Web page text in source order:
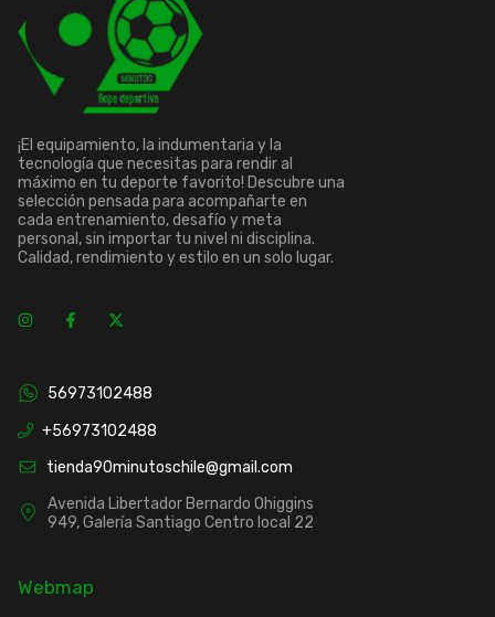
¡El equipamiento, la indumentaria y la
tecnología que necesitas para rendir al
máximo en tu deporte favorito! Descubre una
selección pensada para acompañarte en
cada entrenamiento, desafío y meta
personal, sin importar tu nivel ni disciplina.
Calidad, rendimiento y estilo en un solo lugar.
56973102488
+56973102488
tienda90minutoschile@gmail.com
Avenida Libertador Bernardo Ohiggins
949, Galería Santiago Centro local 22
Webmap